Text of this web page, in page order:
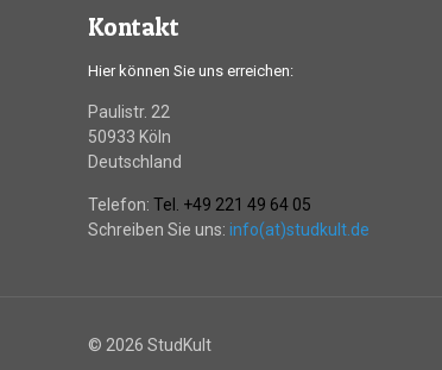
Kontakt
Hier können Sie uns erreichen:
Paulistr. 22
50933 Köln
Deutschland
Telefon:Tel. +49 221 49 64 05
Schreiben Sie uns:info(at)studkult.de
© 2026 StudKult